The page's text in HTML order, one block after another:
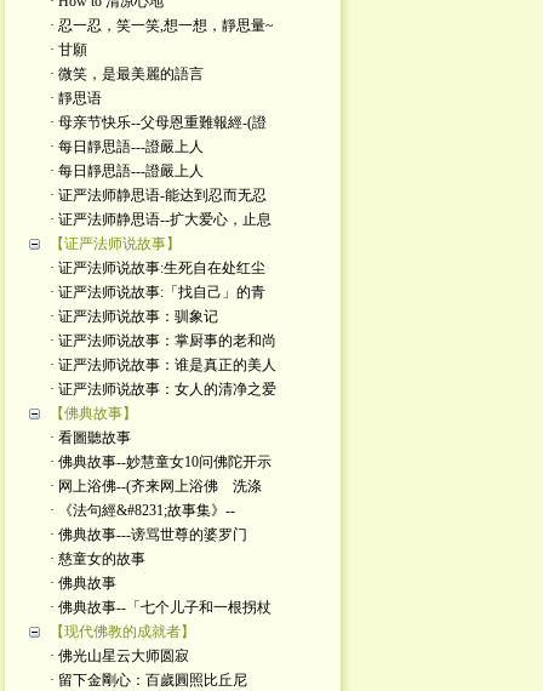
· 忍一忍，笑一笑,想一想，靜思量~
· 甘願
· 微笑，是最美麗的語言
· 靜思语
· 母亲节快乐--父母恩重難報經-(證
· 每日靜思語---證嚴上人
· 每日靜思語---證嚴上人
· 证严法师静思语-能达到忍而无忍
· 证严法师静思语--扩大爱心，止息
【证严法师说故事】
· 证严法师说故事:生死自在处红尘
· 证严法师说故事:「找自己」的青
· 证严法师说故事：驯象记
· 证严法师说故事：掌厨事的老和尚
· 证严法师说故事：谁是真正的美人
· 证严法师说故事：女人的清净之爱
【佛典故事】
· 看圖聽故事
· 佛典故事--妙慧童女10问佛陀开示
· 网上浴佛--(齐来网上浴佛 洗涤
· 《法句經&#8231;故事集》--
· 佛典故事---谤骂世尊的婆罗门
· 慈童女的故事
· 佛典故事
· 佛典故事--「七个儿子和一根拐杖
【现代佛教的成就者】
· 佛光山星云大师圆寂
· 留下金剛心：百歲圓照比丘尼